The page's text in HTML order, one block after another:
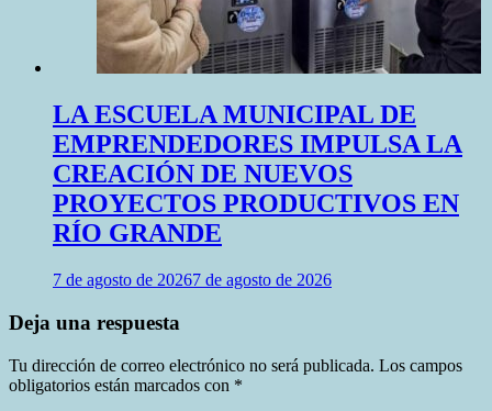
LA ESCUELA MUNICIPAL DE
EMPRENDEDORES IMPULSA LA
CREACIÓN DE NUEVOS
PROYECTOS PRODUCTIVOS EN
RÍO GRANDE
7 de agosto de 20267 de agosto de 2026
Deja una respuesta
Tu dirección de correo electrónico no será publicada. Los campos
obligatorios están marcados con *